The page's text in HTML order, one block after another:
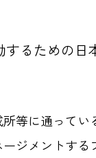
るための日
等に通ってい
ジメントす